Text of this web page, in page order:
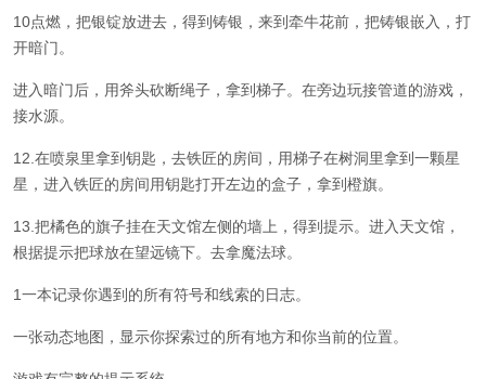
10点燃，把银锭放进去，得到铸银，来到牵牛花前，把铸银嵌入，打
开暗门。
进入暗门后，用斧头砍断绳子，拿到梯子。在旁边玩接管道的游戏，
接水源。
12.在喷泉里拿到钥匙，去铁匠的房间，用梯子在树洞里拿到一颗星
星，进入铁匠的房间用钥匙打开左边的盒子，拿到橙旗。
13.把橘色的旗子挂在天文馆左侧的墙上，得到提示。进入天文馆，
根据提示把球放在望远镜下。去拿魔法球。
1一本记录你遇到的所有符号和线索的日志。
一张动态地图，显示你探索过的所有地方和你当前的位置。